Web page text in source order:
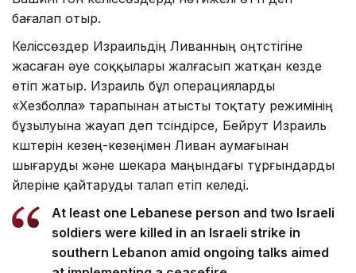
Вашингтон келіссөздерді нәтижелі өтті деп
бағалап отыр.
Келіссөздер Израильдің Ливанның оңтүстігіне
жасаған әуе соққылары жалғасып жатқан кезде
өтіп жатыр. Израиль бұл операцияларды
«Хезболла» тарапынан атысты тоқтату режимінің
бұзылуына жауап деп түсіндірсе, Бейрут Израиль
күштерін кезең-кезеңімен Ливан аумағынан
шығаруды және шекара маңындағы тұрғындарды
үйлеріне қайтаруды талап етіп келеді.
At least one Lebanese person and two Israeli
soldiers were killed in an Israeli strike in